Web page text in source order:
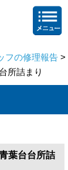
フの修理報告 >
所詰まり
葉台台所詰